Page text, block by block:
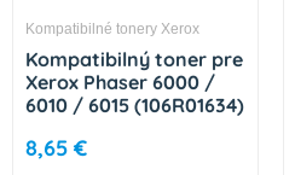
Kompatibilné tonery Xerox
Kompatibilný toner pre
Xerox Phaser 6000 /
6010 / 6015 (106R01634)
8,65 €